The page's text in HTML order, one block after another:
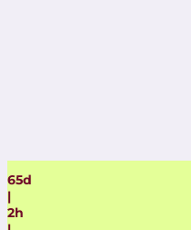
65d
|
2h